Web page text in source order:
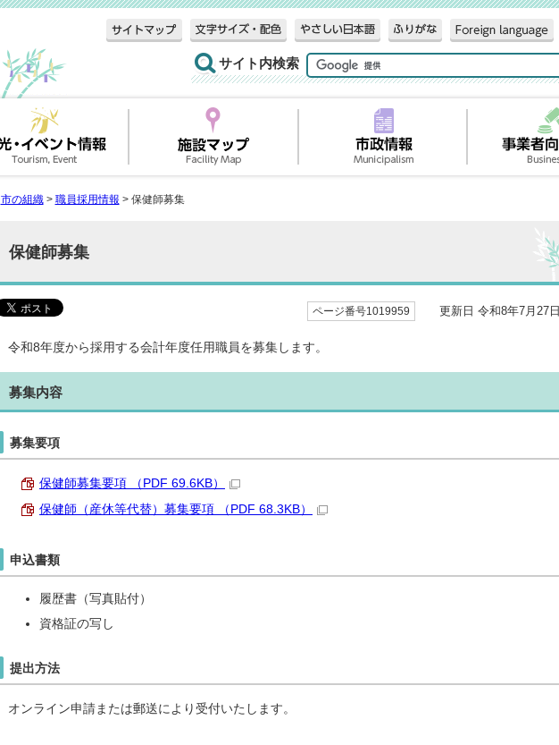
サイト内検索
市の組織> 職員採用情報 > 保健師募集
保健師募集
ページ番号1019959 更新日 令和8年7月27日
令和8年度から採用する会計年度任用職員を募集します。
募集内容
募集要項
保健師募集要項 （PDF 69.6KB）
保健師（産休等代替）募集要項 （PDF 68.3KB）
申込書類
履歴書（写真貼付）
資格証の写し
提出方法
オンライン申請または郵送により受付いたします。